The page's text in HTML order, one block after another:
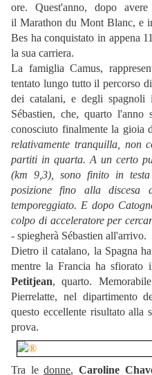
ore. Quest'anno, dopo
il Marathon du Mont Blanc, e
Bes ha conquistato in appena
la sua carriera.
La famiglia Camus,
tentato lungo tutto il percorso
dei catalani, e degli
Sébastien, che, quarto
conosciuto finalmente la gioia
relativamente tranquilla, non
partiti in quarta. A un certo
(km 9,3), sono finito in
posizione fino alla
temporeggiato. E dopo
colpo di acceleratore per
- spiegherà Sébastien all'arrivo.
Dietro il catalano, la Spagna
mentre la Francia ha
Petitjean, quarto.
Pierrelatte, nel dipartimento
questo eccellente risultato alla
prova.
Tra ledonne, Caroline